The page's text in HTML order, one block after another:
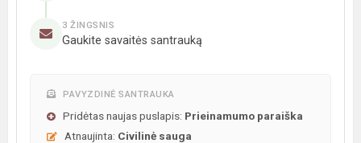
3 ŽINGSNIS
Gaukite savaitės santrauką
PAVYZDINĖ SANTRAUKA
Pridėtas naujas puslapis: Prieinamumo paraiška
Atnaujinta: Civilinė sauga